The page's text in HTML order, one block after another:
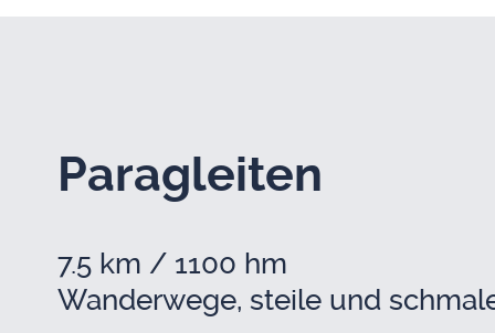
Para­glei­ten
7.5 km / 1100 hm
Wan­der­we­ge, stei­le und